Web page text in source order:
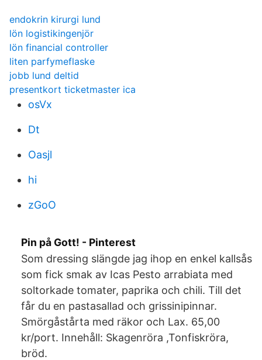
endokrin kirurgi lund
lön logistikingenjör
lön financial controller
liten parfymeflaske
jobb lund deltid
presentkort ticketmaster ica
osVx
Dt
Oasjl
hi
zGoO
Pin på Gott! - Pinterest
Som dressing slängde jag ihop en enkel kallsås
som fick smak av Icas Pesto arrabiata med
soltorkade tomater, paprika och chili. Till det
får du en pastasallad och grissinipinnar.
Smörgåstårta med räkor och Lax. 65,00
kr/port. Innehåll: Skagenröra ,Tonfiskröra,
bröd.